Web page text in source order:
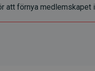
att förnya medlemskapet i